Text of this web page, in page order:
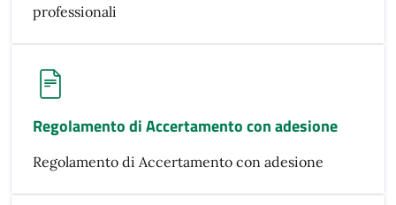
professionali
Regolamento di Accertamento con adesione
Regolamento di Accertamento con adesione